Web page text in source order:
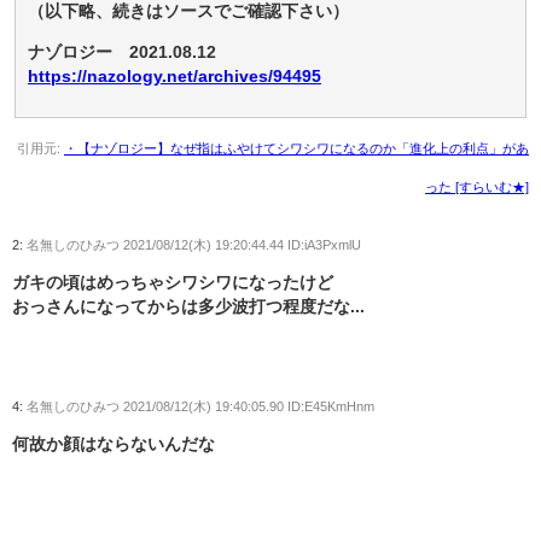
（以下略、続きはソースでご確認下さい）
ナゾロジー 2021.08.12
https://nazology.net/archives/94495
引用元: ・【ナゾロジー】なぜ指はふやけてシワシワになるのか「進化上の利点」があ
った [すらいむ★]
2: 名無しのひみつ 2021/08/12(木) 19:20:44.44 ID:iA3PxmlU
ガキの頃はめっちゃシワシワになったけど
おっさんになってからは多少波打つ程度だな...
4: 名無しのひみつ 2021/08/12(木) 19:40:05.90 ID:E45KmHnm
何故か顔はならないんだな